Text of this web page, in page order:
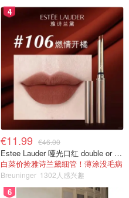
4
€11.99 €46.00
Estee Lauder 哑光口红 double or nothing色号
白菜价捡雅诗兰黛细管！薄涂没毛病
Breuninger 1302人感兴趣
6